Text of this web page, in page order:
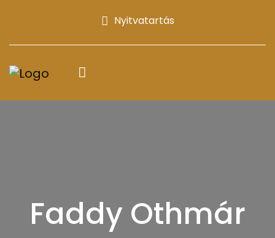
Nyitvatartás
Faddy Othmár